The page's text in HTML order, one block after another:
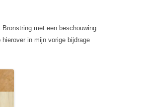
met een beschouwing
in mijn vorige bijdrage